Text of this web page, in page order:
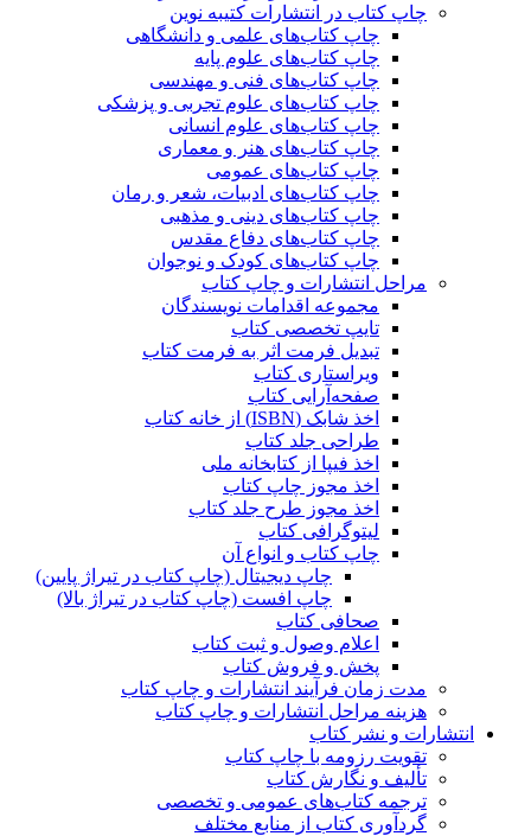
چاپ کتاب در انتشارات کتیبه نوین
چاپ کتاب‌های علمی و دانشگاهی
چاپ کتاب‌های علوم پایه
چاپ کتاب‌های فنی و مهندسی
چاپ کتاب‌های علوم تجربی و پزشکی
چاپ کتاب‌های علوم انسانی
چاپ کتاب‌های هنر و معماری
چاپ کتاب‌های عمومی
چاپ کتاب‌های ادبیات، شعر و رمان
چاپ کتاب‌های دینی و مذهبی
چاپ کتاب‌های دفاع مقدس
چاپ کتاب‌های کودک و نوجوان
مراحل انتشارات و چاپ کتاب
مجموعه اقدامات نویسندگان
تایپ تخصصی کتاب
تبدیل فرمت اثر به فرمت کتاب
ویراستاری کتاب
صفحه‌آرایی کتاب
اخذ شابک (ISBN) از خانه کتاب
طراحی جلد کتاب
اخذ فیپا از کتابخانه ملی
اخذ مجوز چاپ کتاب
اخذ مجوز طرح جلد کتاب
لیتوگرافی کتاب
چاپ کتاب و انواع آن
چاپ دیجیتال (چاپ کتاب در تیراژ پایین)
چاپ افست (چاپ کتاب در تیراژ بالا)
صحافی کتاب
اعلام وصول و ثبت کتاب
پخش و فروش کتاب
مدت زمان فرآیند انتشارات و چاپ کتاب
هزینه مراحل انتشارات و چاپ کتاب
انتشارات و نشر کتاب
تقویت رزومه با چاپ کتاب
تألیف و نگارش کتاب
ترجمه کتاب‌های عمومی و تخصصی
گردآوری کتاب از منابع مختلف